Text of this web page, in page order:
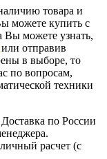
товара и
можете купить с
Вы можете узнать,
или отправив
в выборе, то
по вопросам,
техники
Доставка по России
расчет (с